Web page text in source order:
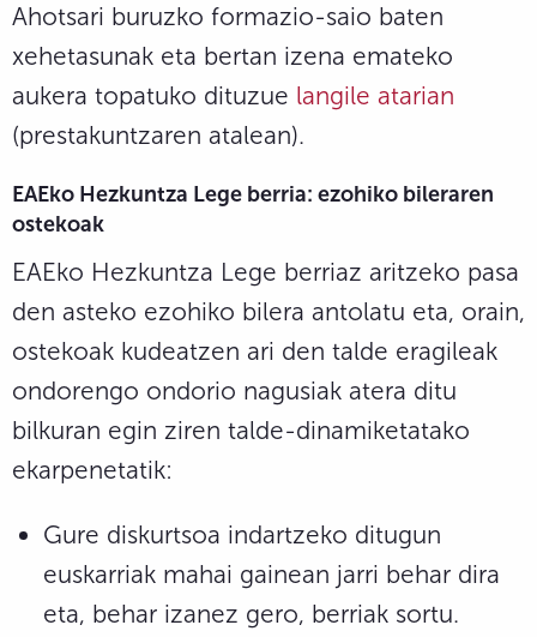
Ahotsari buruzko formazio-saio baten
xehetasunak eta bertan izena emateko
aukera topatuko dituzue langile atarian
(prestakuntzaren atalean).
EAEko Hezkuntza Lege berria: ezohiko bileraren
ostekoak
EAEko Hezkuntza Lege berriaz aritzeko pasa
den asteko ezohiko bilera antolatu eta, orain,
ostekoak kudeatzen ari den talde eragileak
ondorengo ondorio nagusiak atera ditu
bilkuran egin ziren talde-dinamiketatako
ekarpenetatik:
Gure diskurtsoa indartzeko ditugun
euskarriak mahai gainean jarri behar dira
eta, behar izanez gero, berriak sortu.